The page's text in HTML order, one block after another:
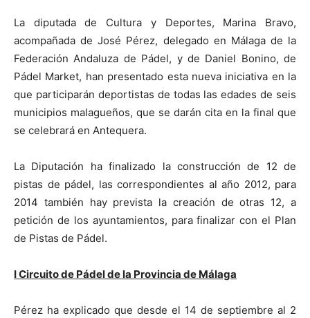
La diputada de Cultura y Deportes, Marina Bravo,
acompañada de José Pérez, delegado en Málaga de la
Federación Andaluza de Pádel, y de Daniel Bonino, de
Pádel Market, han presentado esta nueva iniciativa en la
que participarán deportistas de todas las edades de seis
municipios malagueños, que se darán cita en la final que
se celebrará en Antequera.
La Diputación ha finalizado la construcción de 12 de
pistas de pádel, las correspondientes al año 2012, para
2014 también hay prevista la creación de otras 12, a
petición de los ayuntamientos, para finalizar con el Plan
de Pistas de Pádel.
I Circuito de Pádel de la Provincia de Málaga
Pérez ha explicado que desde el 14 de septiembre al 2